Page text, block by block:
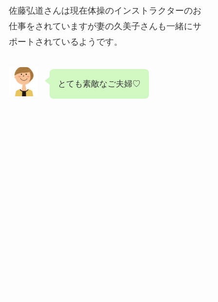
佐藤弘道さんは現在体操のインストラクターのお
仕事をされていますが妻の久美子さんも一緒にサ
ポートされているようです。
とても素敵なご夫婦♡